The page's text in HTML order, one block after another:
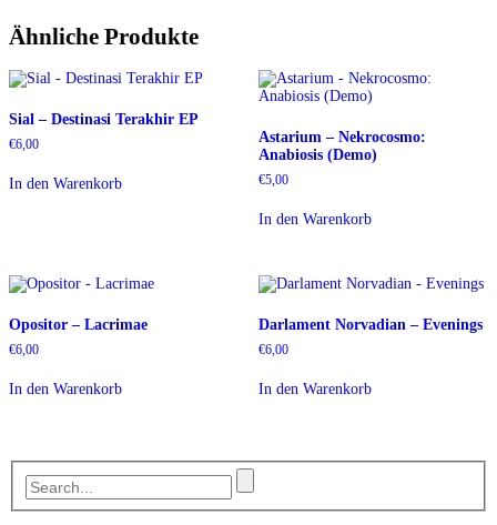
Ähnliche Produkte
Sial – Destinasi Terakhir EP
€6,00
In den Warenkorb
Astarium – Nekrocosmo:
Anabiosis (Demo)
€5,00
In den Warenkorb
Opositor – Lacrimae
€6,00
In den Warenkorb
Darlament Norvadian – Evenings
€6,00
In den Warenkorb